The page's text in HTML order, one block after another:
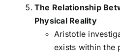
The Relationship
Physical Reality
Aristotle
exists within the